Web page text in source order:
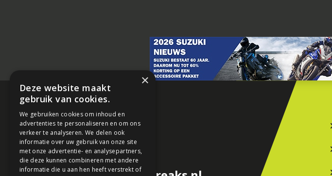
×
Deze website maakt
gebruik van cookies.
We gebruiken cookies om inhoud en
advertenties te personaliseren en om ons
verkeer te analyseren. We delen ook
informatie over uw gebruik van onze site
met onze advertentie- en analysepartners,
die deze kunnen combineren met andere
informatie die u aan hen heeft verstrekt of